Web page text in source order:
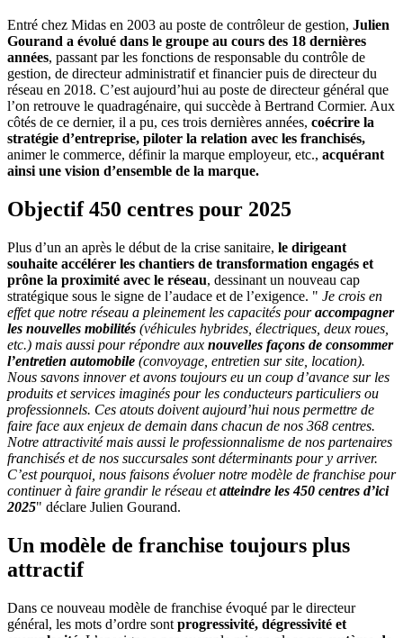
Entré chez Midas en 2003 au poste de contrôleur de gestion, Julien
Gourand a évolué dans le groupe au cours des 18 dernières
années, passant par les fonctions de responsable du contrôle de
gestion, de directeur administratif et financier puis de directeur du
réseau en 2018. C’est aujourd’hui au poste de directeur général que
l’on retrouve le quadragénaire, qui succède à Bertrand Cormier. Aux
côtés de ce dernier, il a pu, ces trois dernières années, coécrire la
stratégie d’entreprise, piloter la relation avec les franchisés,
animer le commerce, définir la marque employeur, etc., acquérant
ainsi une vision d’ensemble de la marque.
Objectif 450 centres pour 2025
Plus d’un an après le début de la crise sanitaire, le dirigeant
souhaite accélérer les chantiers de transformation engagés et
prône la proximité avec le réseau, dessinant un nouveau cap
stratégique sous le signe de l’audace et de l’exigence. " Je crois en
effet que notre réseau a pleinement les capacités pouraccompagner
les nouvelles mobilités (véhicules hybrides, électriques, deux roues,
etc.) mais aussi pour répondre aux nouvelles façons de consommer
l’entretien automobile (convoyage, entretien sur site, location).
Nous savons innover et avons toujours eu un coup d’avance sur les
produits et services imaginés pour les conducteurs particuliers ou
professionnels. Ces atouts doivent aujourd’hui nous permettre de
faire face aux enjeux de demain dans chacun de nos 368 centres.
Notre attractivité mais aussi le professionnalisme de nos partenaires
franchisés et de nos succursales sont déterminants pour y arriver.
C’est pourquoi, nous faisons évoluer notre modèle de franchise pour
continuer à faire grandir le réseau etatteindre les 450 centres d’ici
2025" déclare Julien Gourand.
Un modèle de franchise toujours plus
attractif
Dans ce nouveau modèle de franchise évoqué par le directeur
général, les mots d’ordre sont progressivité, dégressivité et